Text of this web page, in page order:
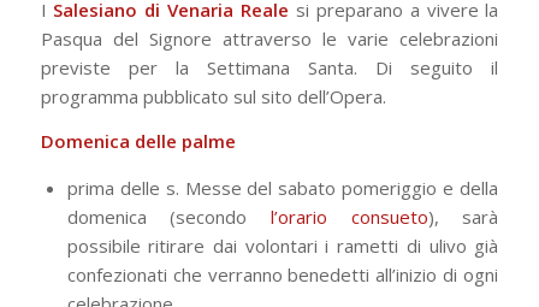
I Salesiano di Venaria Reale si preparano a vivere la
Pasqua del Signore attraverso le varie celebrazioni
previste per la Settimana Santa. Di seguito il
programma pubblicato sul sito dell’Opera.
Domenica delle palme
prima delle s. Messe del sabato pomeriggio e della
domenica (secondo l’orario consueto), sarà
possibile ritirare dai volontari i rametti di ulivo già
confezionati che verranno benedetti all’inizio di ogni